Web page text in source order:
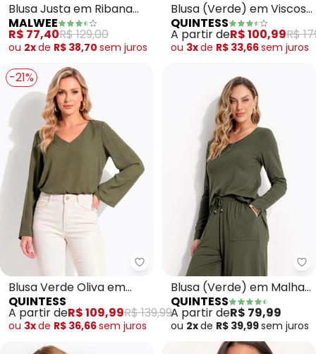
Blusa Justa em Ribana
Listrada (Verde Militar)
MALWEE
R$ 77,40R$ 129,00
ou 2xde R$ 38,70 sem juros
Blusa (Verde) em Viscose
Plana
QUINTESS
A partir deR$ 100,99R$
ou 3xde R$ 33,66sem juros
-21%
Quintess - Blusa Verde Oliva
Blusa Verde Oliva em
Crepe Plano
QUINTESS
A partir deR$ 109,99R$ 139,99
ou 3xde R$ 36,66sem juros
Blusa (Verde) em Malha
de Viscose
QUINTESS
A partir deR$ 79,99
ou 2xde R$ 39,99sem juros